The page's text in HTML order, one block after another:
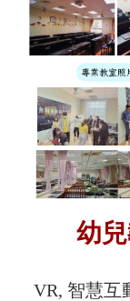
幼
VR, 智慧互